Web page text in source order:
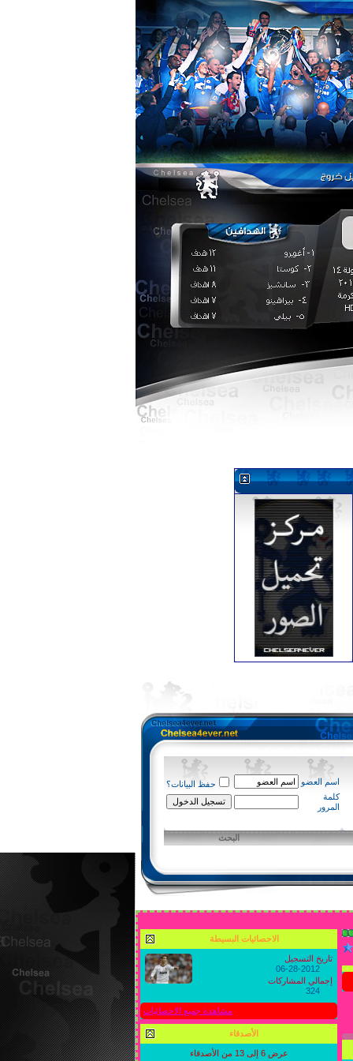
اسم العضو
حفظ البيانات؟
كلمة
المرور
البحث
الاحصائيات البسيطة
تاريخ التسجيل
06-28-2012
إجمالي المشاركات
324
مشاهدة جميع الاحصائيات
الأصدقاء
عرض 6 إلى 13 من الأصدقاء